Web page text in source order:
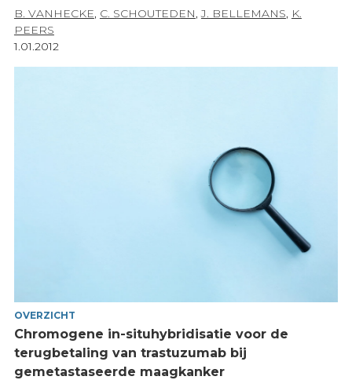
B. VANHECKE, C. SCHOUTEDEN,J. BELLEMANS, K.
PEERS
1.01.2012
OVERZICHT
Chromogene in-situhybridisatie voor de
terugbetaling van trastuzumab bij
gemetastaseerde maagkanker